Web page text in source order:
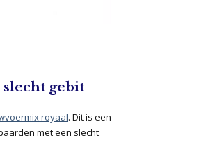
gebit
royaal. Dit is een
met een slecht